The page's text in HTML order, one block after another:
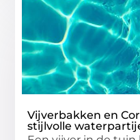
Vijverbakken en
stijlvolle